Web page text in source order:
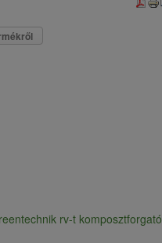
rv-t komposztforgató